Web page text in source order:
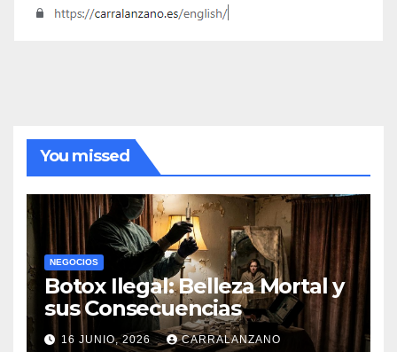
You missed
NEGOCIOS
Botox Ilegal: Belleza Mortal y
sus Consecuencias
16 JUNIO, 2026 CARRALANZANO